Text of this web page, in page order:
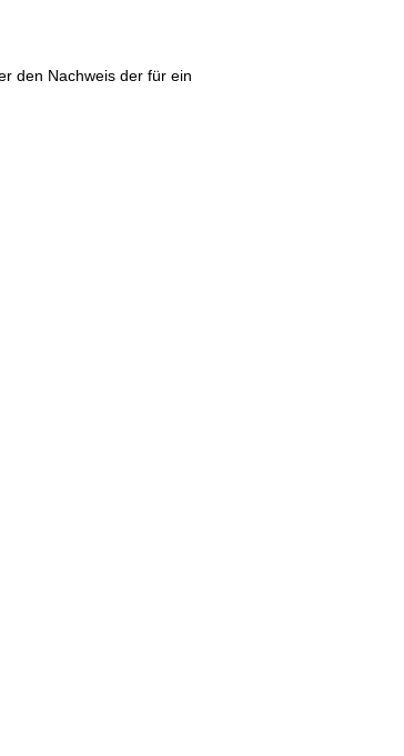
den Nachweis der für ein